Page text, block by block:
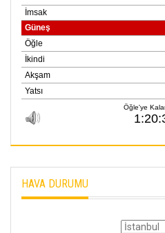
HAVA DURUMU